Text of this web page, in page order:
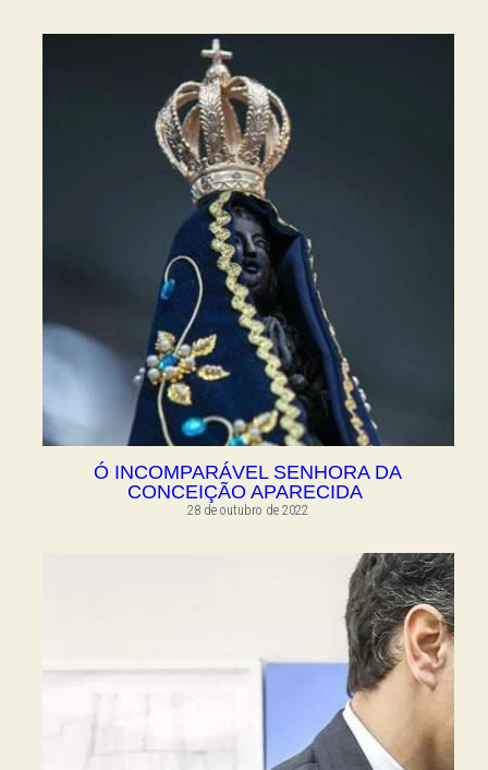
Ó INCOMPARÁVEL SENHORA DA
CONCEIÇÃO APARECIDA
28 de outubro de 2022